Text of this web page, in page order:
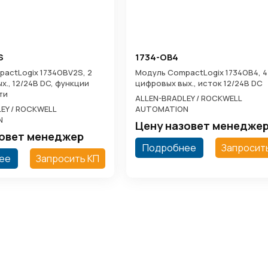
1734OBV2S, 2
12/24В DC, функции
/ ROCKWELL
менеджер
Запросить КП
1734-OB4
Модуль CompactLogix 1734OB4, 4
цифровых вых., исток 12/24В DC
ALLEN-BRADLEY / ROCKWELL
AUTOMATION
Цену назовет
Подробнее